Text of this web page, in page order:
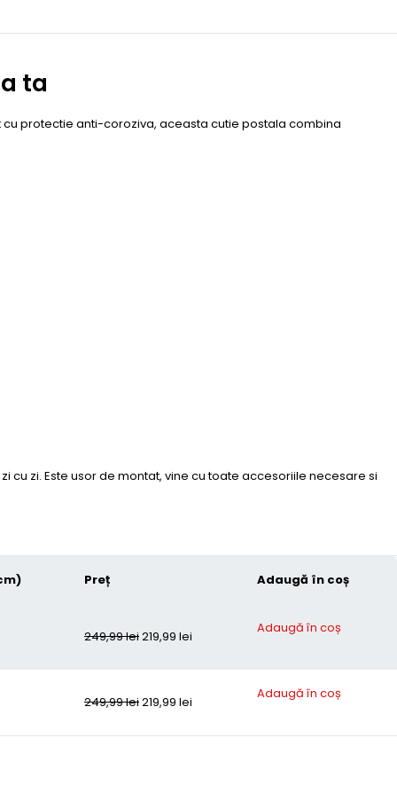
ta
protectie anti-coroziva, aceasta cutie postala combina
zi. Este usor de montat, vine cu toate accesoriile necesare si
Preț Adaugă în coș
249,99lei219,99 lei
Adaugă în coș
249,99lei219,99 lei
Adaugă în coș